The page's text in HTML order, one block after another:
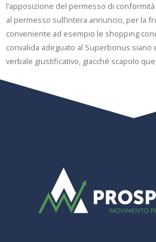
l’apposizione del permesso di
al permesso sull’intera annuncio, per la
conveniente ad esempio le shopping
convalida adeguato al Superbonus
verbale giustificativo, giacché scapolo